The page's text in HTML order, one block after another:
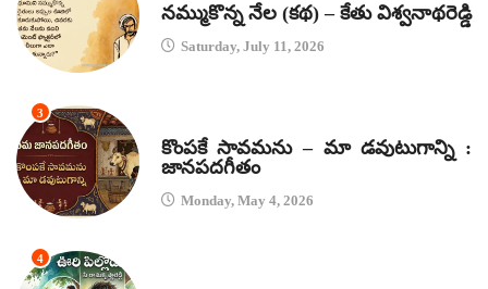
నమ్ముకొన్న నేల (కథ) – కేతు విశ్వనాథరెడ్డి
Saturday, July 11, 2026
3
కొంపకే సావమను – మా డవుటుగాన్ని :
జానపదగీతం
Monday, May 4, 2026
4